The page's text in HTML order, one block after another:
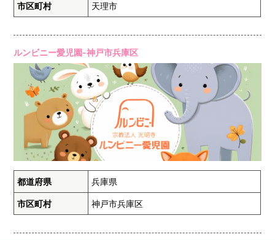
市区町村 天理市
ルンビニー愛児園-神戸市兵庫区
都道府県 兵庫県
市区町村 神戸市兵庫区